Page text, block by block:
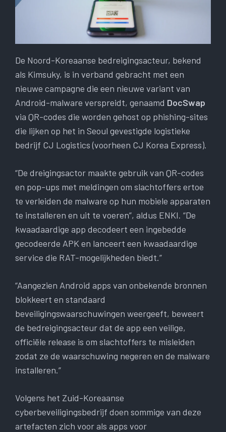
De Noord-Koreaanse bedreigingsacteur, bekend
als Kimsuky, is in verband gebracht met een
nieuwe campagne die een nieuwe variant van
Android-malware verspreidt, genaamd DocSwap
via QR-codes die worden gehost op phishing-sites
die lijken op het in Seoul gevestigde logistieke
bedrijf CJ Logistics (voorheen CJ Korea Express).
“De dreigingsactor maakte gebruik van QR-codes
en pop-ups met meldingen om slachtoffers ertoe
te verleiden de malware op hun mobiele apparaten
te installeren en uit te voeren”, aldus ENKI. “De
kwaadaardige app decodeert een ingebedde
gecodeerde APK en lanceert een kwaadaardige
service die RAT-mogelijkheden biedt.”
“Aangezien Android apps van onbekende bronnen
blokkeert en standaard
beveiligingswaarschuwingen weergeeft, beweert
de bedreigingsacteur dat de app een veilige,
officiële release is om slachtoffers te misleiden
zodat ze de waarschuwing negeren en de malware
installeren.”
Volgens het Zuid-Koreaanse
cyberbeveiligingsbedrijf doen sommige van deze
artefacten zich voor als apps voor